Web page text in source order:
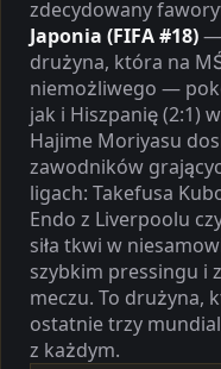
zdecydowany
Japonia (FIFA #18)—
drużyna, która na
niemożliwego —
jak i Hiszpanię (2:1)
Hajime Moriyasu
zawodników
ligach: Takefusa
Endo z Liverpoolu
siła tkwi w
szybkim pressingu i
meczu. To drużyna,
ostatnie trzy
z każdym.